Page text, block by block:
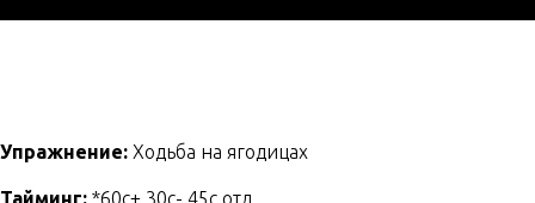
Упражнение: Ходьба на ягодицах
Тайминг: *60с+ 30с- 45с отд